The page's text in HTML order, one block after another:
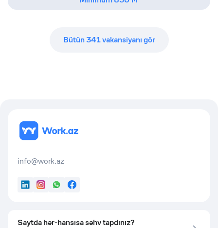
Bütün341vakansiyanı gör
info@work.az
LinkedInInstagram
WhatsApp
Facebook
Saytda hər-hansısa səhv tapdınız?